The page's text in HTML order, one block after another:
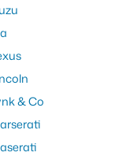
& Co